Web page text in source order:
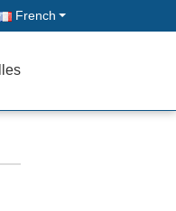
French